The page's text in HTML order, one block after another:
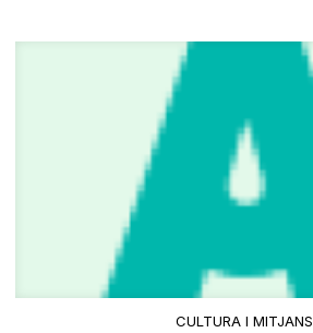
CULTURA I MITJANS